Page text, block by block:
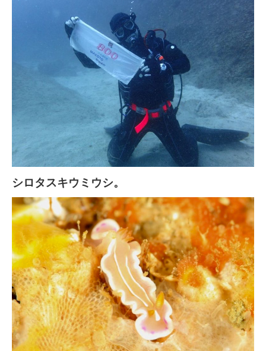
シロタスキウミウシ。